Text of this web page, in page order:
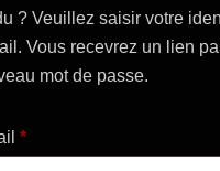
? Veuillez saisir votre
Vous recevrez un lien
mot de passe.
*Obligatoire